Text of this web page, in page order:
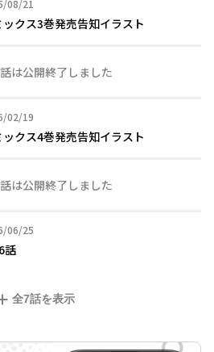
08/21
08月21日
ックス3巻発売告知イラスト
は公開終了しました
02/19
02月19日
ックス4巻発売告知イラスト
は公開終了しました
06/25
06月25日
話
全7話を表示